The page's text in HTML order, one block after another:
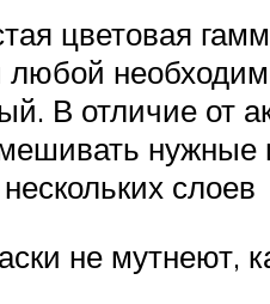
цветовая
любой
В отличие от
нужные
слоев
не мутнеют,